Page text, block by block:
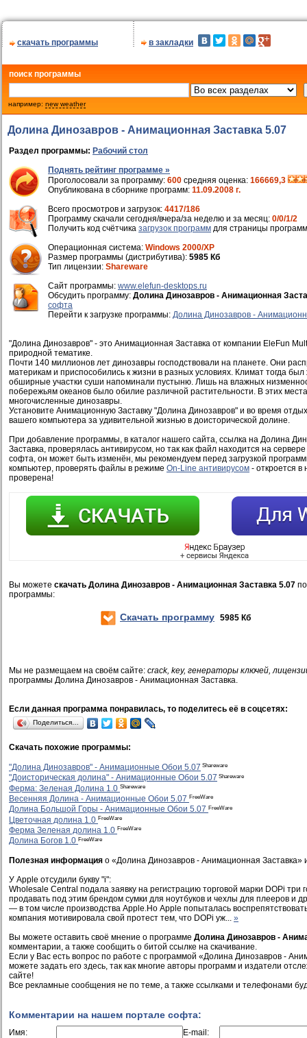
скачать программы в закладки
поиск программы
например: new weather
Долина Динозавров - Анимационная Заставка 5.07
Раздел программы: Рабочий стол
Поднять рейтинг программе »
Проголосовали за программу: 600 средняя оценка: 166669,3
Опубликована в сборнике программ: 11.09.2008 г.
Всего просмотров и загрузок: 4417/186
Программу скачали сегодня/вчера/за неделю и за месяц: 0/0/1/2
Получить код счётчика загрузок программ для страницы
Операционная система: Windows 2000/XP
Размер программы (дистрибутива): 5985 Кб
Тип лицензии: Shareware
Cайт программы: www.elefun-desktops.ru
Обсудить программу: Долина Динозавров - Анимационная
софта
Перейти к загрузке программы: Долина Динозавров -
"Долина Динозавров" - это Анимационная Заставка от компании EleFun
природной тематике.
Почти 140 миллионов лет динозавры господствовали на планете. Они
материкам и приспособились к жизни в разных условиях. Климат тогда
обширные участки суши напоминали пустыню. Лишь на влажных
побережьям океанов было обилие различной растительности. В этих
многочисленные динозавры.
Установите Анимационную Заставку "Долина Динозавров" и во время
вашего компьютера за удивительной жизнью в доисторической долине.
При добавление программы, в каталог нашего сайта, ссылка на Долина
Заставка, проверялась антивирусом, но так как файл находится на
софта, он может быть изменён, мы рекомендуем перед загрузкой
компьютер, проверять файлы в режиме On-Line антивирусом - откроется в
проверена!
Вы можете скачать Долина Динозавров - Анимационная Заставка 5.07
программы:
Скачать программу 5985 Кб
Мы не размещаем на своём сайте: crack, key, генераторы ключей,
программы Долина Динозавров - Анимационная Заставка.
Если данная программа понравилась, то поделитесь её в соцсетях:
Поделиться…
Скачать похожие программы:
"Долина Динозавров" - Анимационные Обои 5.07 Shareware
"Доисторическая долина" - Анимационные Обои 5.07 Shareware
Ферма: Зеленая Долина 1.0 Shareware
Весенняя Долина - Анимационные Обои 5.07 FreeWare
Долина Большой Горы - Анимационные Обои 5.07 FreeWare
Цветочная долина 1.0 FreeWare
Ферма Зеленая долина 1.0 FreeWare
Долина Богов 1.0 FreeWare
Полезная информация о «Долина Динозавров - Анимационная
У Apple отсудили букву "i":
Wholesale Central подала заявку на регистрацию торговой марки DOPi три
продавать под этим брендом сумки для ноутбуков и чехлы для плееров и
— в том числе производства Apple.Но Apple попыталась
компания мотивировала свой протест тем, что DOPi уж... »
Вы можете оставить своё мнение о программе Долина Динозавров -
комментарии, а также сообщить о битой ссылке на скачивание.
Если у Вас есть вопрос по работе с программой «Долина Динозавров -
можете задать его здесь, так как многие авторы программ и издатели
сайте!
Все рекламные сообщения не по теме, а также ссылками и телефонами
Комментарии на нашем портале софта:
Имя: E-mail: